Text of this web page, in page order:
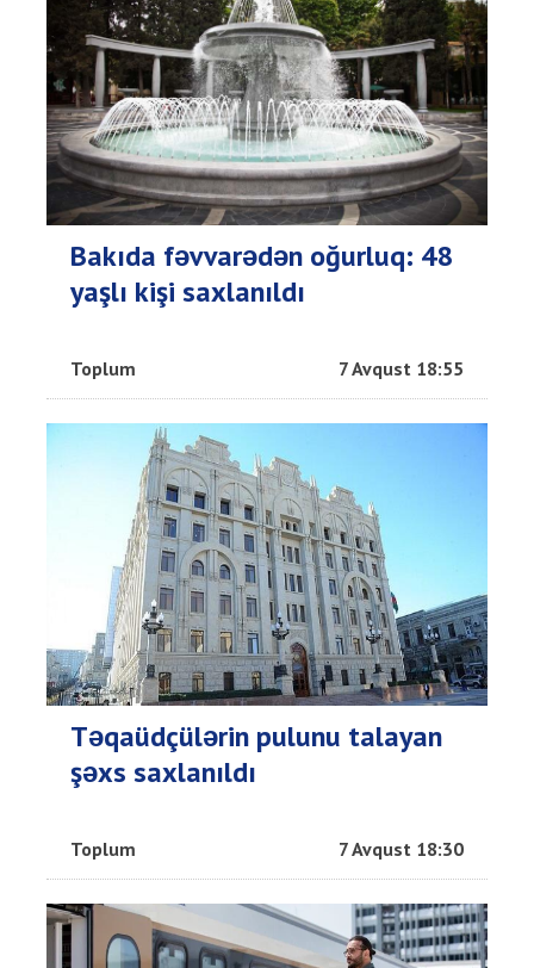
Bakıda fəvvarədən oğurluq: 48
yaşlı kişi saxlanıldı
Toplum 7 Avqust 18:55
Təqaüdçülərin pulunu talayan
şəxs saxlanıldı
Toplum 7 Avqust 18:30